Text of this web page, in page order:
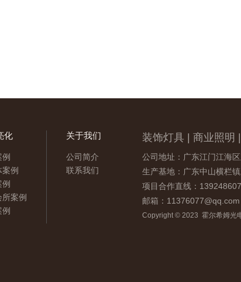
化
例
案例
关于我们
公司简介
联系我们
装饰灯具 | 商业照明
公司地址：广东江门江海
生产基地：广东中山横栏
项目合作直线：
邮箱：11376077@qq.com
Copyright © 2023 霍尔希姆光